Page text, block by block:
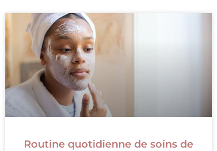
Routine quotidienne de soins de